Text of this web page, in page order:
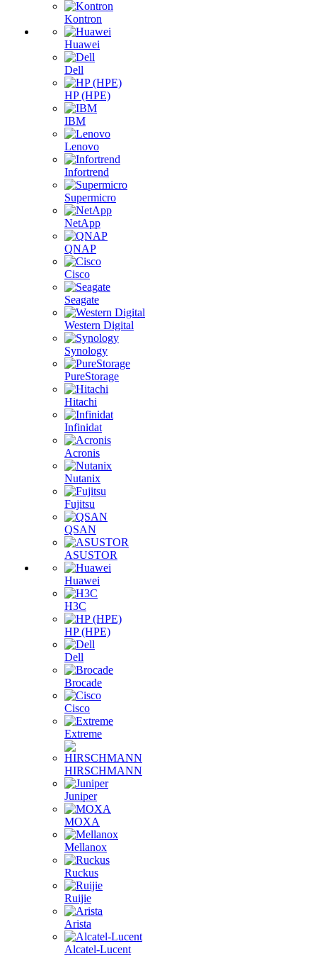
Kontron
Huawei
Dell
HP (HPE)
IBM
Lenovo
Infortrend
Supermicro
NetApp
QNAP
Cisco
Seagate
Western Digital
Synology
PureStorage
Hitachi
Infinidat
Acronis
Nutanix
Fujitsu
QSAN
ASUSTOR
Huawei
H3C
HP (HPE)
Dell
Brocade
Cisco
Extreme
HIRSCHMANN
Juniper
MOXA
Mellanox
Ruckus
Ruijie
Arista
Alcatel-Lucent